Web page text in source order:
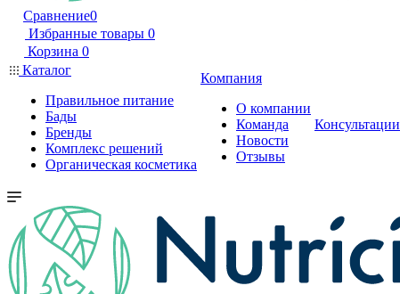
Сравнение0
Избранные товары 0
Корзина 0
Каталог
Правильное питание
Бады
Бренды
Комплекс решений
Органическая косметика
Компания
О компании
Команда
Новости
Отзывы
Консультации